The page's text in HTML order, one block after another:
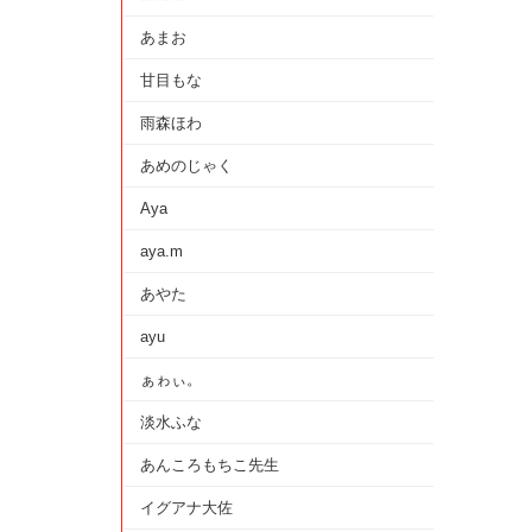
あまお
甘目もな
雨森ほわ
あめのじゃく
Aya
aya.m
あやた
ayu
ぁゎぃ。
淡水ふな
あんころもちこ先生
イグアナ大佐